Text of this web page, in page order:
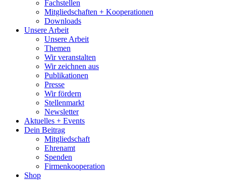
Fachstellen
Mitgliedschaften + Kooperationen
Downloads
Unsere Arbeit
Unsere Arbeit
Themen
Wir veranstalten
Wir zeichnen aus
Publikationen
Presse
Wir fördern
Stellenmarkt
Newsletter
Aktuelles + Events
Dein Beitrag
Mitgliedschaft
Ehrenamt
Spenden
Firmenkooperation
Shop